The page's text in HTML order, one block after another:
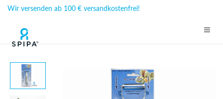
Wir versenden ab 100 € versandkostenfrei!